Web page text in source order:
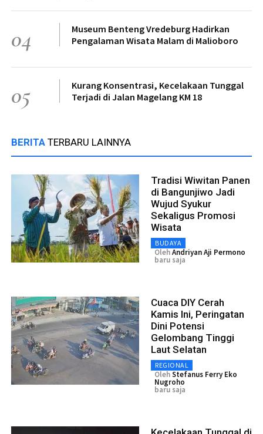
04
Museum Benteng Vredeburg Hadirkan
Pengalaman Wisata Malam di Malioboro
05
Kurang Konsentrasi, Kecelakaan Tunggal
Terjadi di Jalan Magelang KM 18
BERITA TERBARU LAINNYA
Tradisi Wiwitan Panen
di Bangunjiwo Jadi
Wujud Syukur
Sekaligus Promosi
Wisata
BUDAYA
OlehAndriyan Aji Permono
baru saja
Cuaca DIY Cerah
Kamis Ini, Peringatan
Dini Potensi
Gelombang Tinggi
Laut Selatan
REGIONAL
OlehStefanus Ferry Eko
Nugroho
baru saja